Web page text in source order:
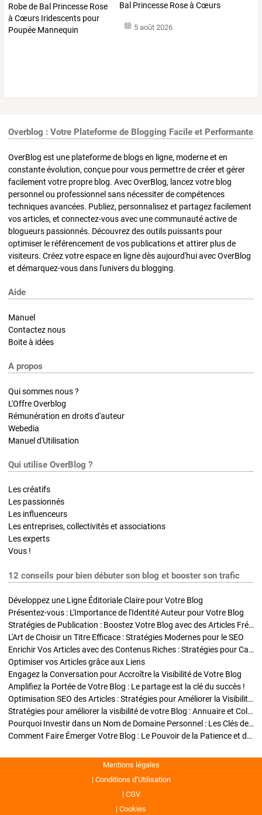
Bal Princesse Roseà Cœurs
5 août 2026
Overblog : Votre Plateforme de Blogging Facile et Performante
OverBlog est une plateforme de blogs en ligne, moderne et en
constante évolution, conçue pour vous permettre de créer et gérer
facilement votre propre blog. Avec OverBlog, lancez votre blog
personnel ou professionnel sans nécessiter de compétences
techniques avancées. Publiez, personnalisez et partagez facilement
vos articles, et connectez-vous avec une communauté active de
blogueurs passionnés. Découvrez des outils puissants pour
optimiser le référencement de vos publications et attirer plus de
visiteurs. Créez votre espace en ligne dès aujourd'hui avec OverBlog
et démarquez-vous dans l'univers du blogging.
Aide
Manuel
Contactez nous
Boite à idées
A propos
Qui sommes nous ?
L'Offre Overblog
Rémunération en droits d'auteur
Webedia
Manuel d'Utilisation
Qui utilise OverBlog ?
Les créatifs
Les passionnés
Les influenceurs
Les entreprises, collectivités et associations
Les experts
Vous !
12 conseils pour bien débuter son blog et booster son trafic
Développez une Ligne Éditoriale Claire pour Votre Blog
Présentez-vous : L'Importance de l'Identité Auteur pour Votre Blog
Stratégies de Publication : Boostez Votre Blog avec des Articles Fréquents et Exclusifs
L'Art de Choisir un Titre Efficace : Stratégies Modernes pour le SEO
Enrichir Vos Articles avec des Contenus Riches : Stratégies pour Captiver et Optimiser
Optimiser vos Articles grâce aux Liens
Engagez la Conversation pour Accroître la Visibilité de Votre Blog
Amplifiez la Portée de Votre Blog : Le partage est la clé du succès !
Optimisation SEO des Articles : Stratégies pour Améliorer la Visibilité de Votre Blog
Stratégies pour améliorer la visibilité de votre Blog : Annuaire et Collaborations
Pourquoi Investir dans un Nom de Domaine Personnel : Les Clés de la Réussite de Votre Blog
Comment Faire Émerger Votre Blog : Le Pouvoir de la Patience et de la Persévérance
Mentions légales
Conditions d’Utilisation
CGV
Cookies